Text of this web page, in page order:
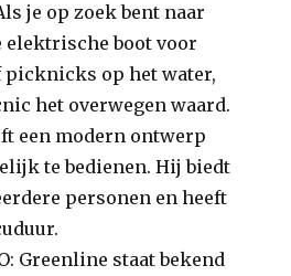
je op zoek bent naar
elektrische boot voor
picknicks op het water,
het overwegen waard.
een modern ontwerp
te bedienen. Hij biedt
personen en heeft
Greenline staat bekend